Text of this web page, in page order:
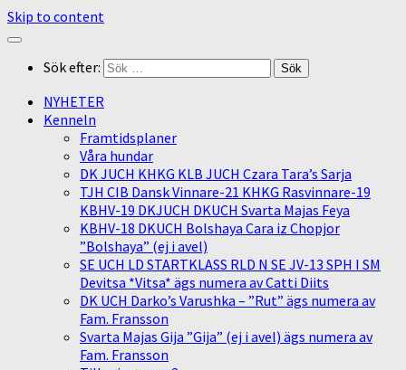
Skip to content
Sök efter:
NYHETER
Kenneln
Framtidsplaner
Våra hundar
DK JUCH KHKG KLB JUCH Czara Tara’s Sarja
TJH CIB Dansk Vinnare-21 KHKG Rasvinnare-19
KBHV-19 DKJUCH DKUCH Svarta Majas Feya
KBHV-18 DKUCH Bolshaya Cara iz Chopjor
”Bolshaya” (ej i avel)
SE UCH LD STARTKLASS RLD N SE JV-13 SPH I SM
Devitsa *Vitsa* ägs numera av Catti Diits
DK UCH Darko’s Varushka – ”Rut” ägs numera av
Fam. Fransson
Svarta Majas Gija ”Gija” (ej i avel) ägs numera av
Fam. Fransson